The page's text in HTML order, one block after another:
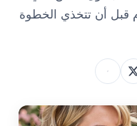
قبل أن تتخذي الخطوة